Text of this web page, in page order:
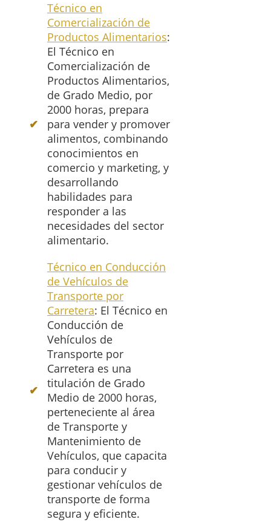
Técnico en
Comercialización de
Productos Alimentarios:
El Técnico en
Comercialización de
Productos Alimentarios,
de Grado Medio, por
2000 horas, prepara
para vender y promover
alimentos, combinando
conocimientos en
comercio y marketing, y
desarrollando
habilidades para
responder a las
necesidades del sector
alimentario.
Técnico en Conducción
de Vehículos de
Transporte por
Carretera: El Técnico en
Conducción de
Vehículos de
Transporte por
Carretera es una
titulación de Grado
Medio de 2000 horas,
perteneciente al área
de Transporte y
Mantenimiento de
Vehículos, que capacita
para conducir y
gestionar vehículos de
transporte de forma
segura y eficiente.